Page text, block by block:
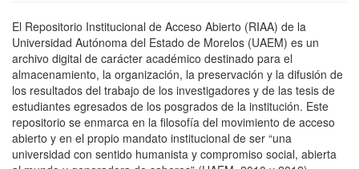
El Repositorio Institucional de Acceso Abierto (RIAA) de la
Universidad Autónoma del Estado de Morelos (UAEM) es un
archivo digital de carácter académico destinado para el
almacenamiento, la organización, la preservación y la difusión de
los resultados del trabajo de los investigadores y de las tesis de
estudiantes egresados de los posgrados de la institución. Este
repositorio se enmarca en la filosofía del movimiento de acceso
abierto y en el propio mandato institucional de ser “una
universidad con sentido humanista y compromiso social, abierta